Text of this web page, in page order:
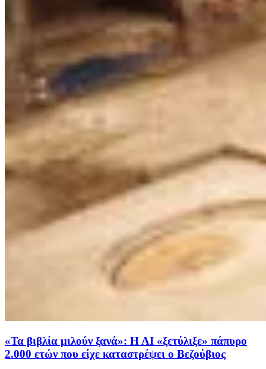
«Τα βιβλία μιλούν ξανά»: Η ΑΙ «ξετύλιξε» πάπυρο
2.000 ετών που είχε καταστρέψει ο Βεζούβιος